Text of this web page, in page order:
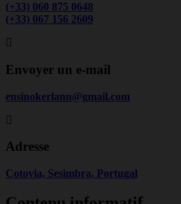
(+33) 060 875 0648
(+33) 067 156 2609
Envoyer un e-mail
ensinokerlann@gmail.com
Adresse
Cotovia, Sesimbra, Portugal